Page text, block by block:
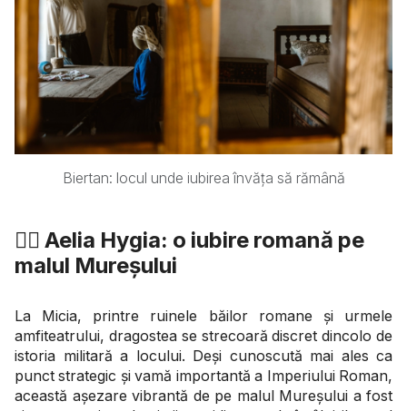
Biertan: locul unde iubirea învăța să rămână
❤️‍🔥 Aelia Hygia: o iubire romană pe
malul Mureșului
La Micia, printre ruinele băilor romane și urmele
amfiteatrului, dragostea se strecoară discret dincolo de
istoria militară a locului. Deși cunoscută mai ales ca
punct strategic și vamă importantă a Imperiului Roman,
această așezare vibrantă de pe malul Mureșului a fost